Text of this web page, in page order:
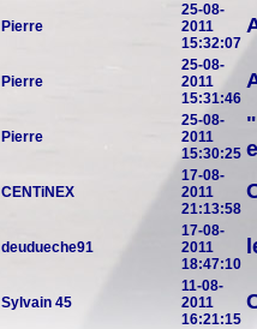
Pierre
25-08-
2011
15:32:07
Pierre
25-08-
2011
15:31:46
Pierre
25-08-
2011
15:30:25
CENTiNEX
17-08-
2011
21:13:58
deudueche91
17-08-
2011
18:47:10
Sylvain 45
11-08-
2011
16:21:15